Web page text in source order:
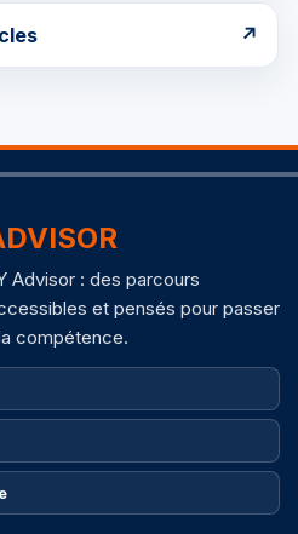
↗
Advisor : des parcours
et pensés pour passer
compétence.